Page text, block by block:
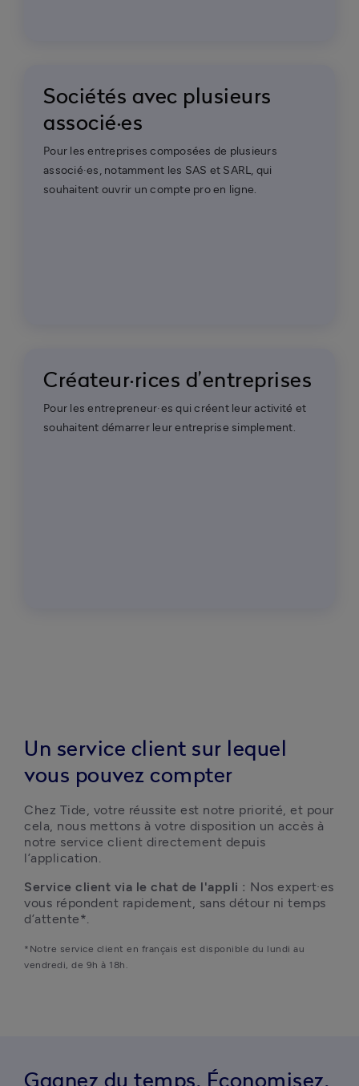
Sociétés avec plusieurs
associé·es
Pour les entreprises composées de plusieurs
associé·es, notamment les SAS et SARL, qui
souhaitent ouvrir un compte pro en ligne.
Créateur·rices d’entreprises
Pour les entrepreneur·es qui créent leur activité et
souhaitent démarrer leur entreprise simplement.
Un service client sur lequel
vous pouvez compter
Chez Tide, votre réussite est notre priorité, et pour
cela, nous mettons à votre disposition un accès à
notre service client directement depuis
l’application.
Service client via le chat de l'appli : Nos expert·es
vous répondent rapidement, sans détour ni temps
d’attente*.
*Notre service client en français est disponible du lundi au
vendredi, de 9h à 18h.
Gagnez du temps. Économisez.